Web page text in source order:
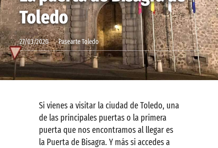
Contactar
Toledo
27/03/2020 Pasearte Toledo
Si vienes a visitar la ciudad de Toledo, una
de las principales puertas o la primera
puerta que nos encontramos al llegar es
la Puerta de Bisagra. Y más si accedes a